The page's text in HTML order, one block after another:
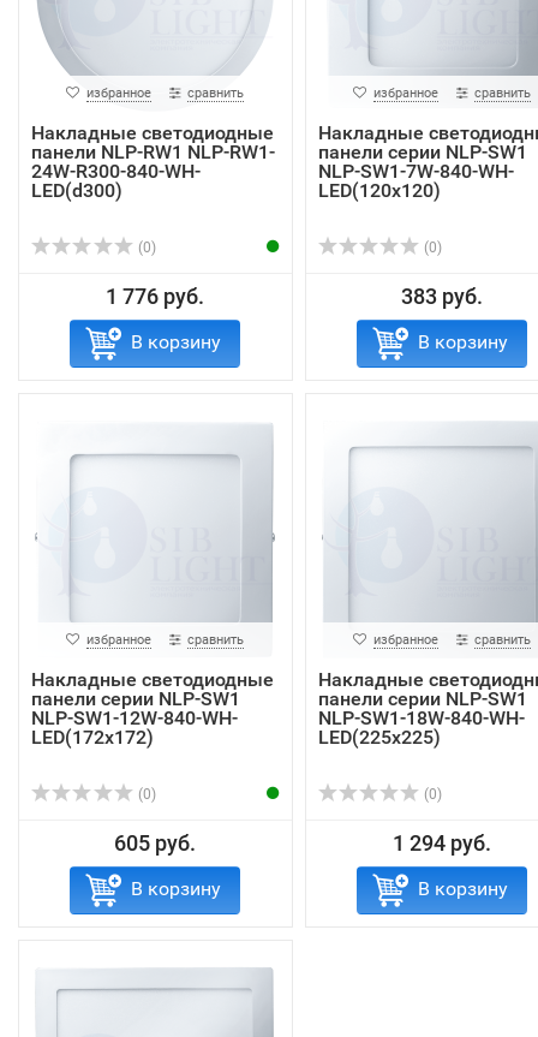
избранное сравнить
Накладные светодиодные
панели NLP-RW1 NLP-RW1-
24W-R300-840-WH-
LED(d300)
(0)
1 776 руб.
В корзину
избранное сравнить
Накладные
панели серии NLP-SW1
NLP-SW1-7W-840-WH-
LED(120x120)
(0)
383 руб.
В корзину
избранное сравнить
Накладные светодиодные
панели серии NLP-SW1
NLP-SW1-12W-840-WH-
LED(172x172)
(0)
605 руб.
В корзину
избранное сравнить
Накладные
панели серии NLP-SW1
NLP-SW1-18W-840-WH-
LED(225x225)
(0)
1 294 руб.
В корзину